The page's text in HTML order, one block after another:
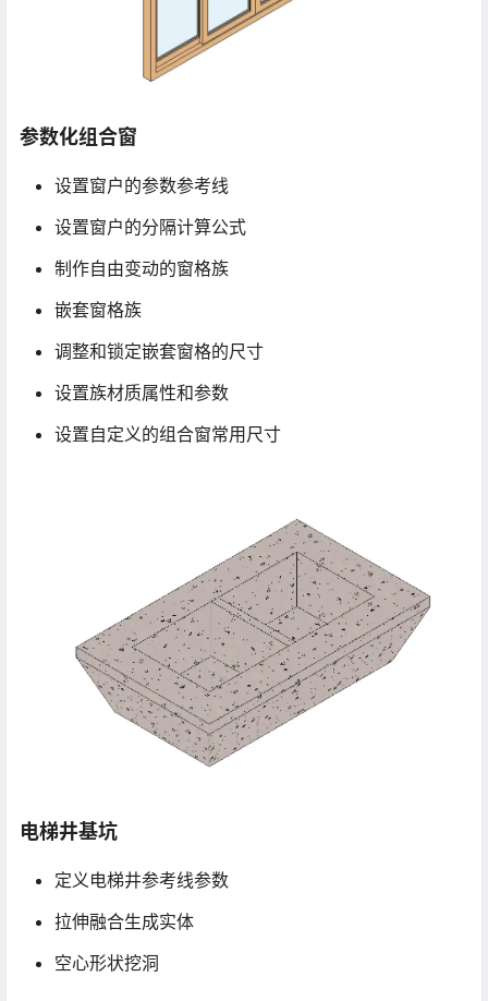
参数化组合窗
设置窗户的参数参考线
设置窗户的分隔计算公式
制作自由变动的窗格族
嵌套窗格族
调整和锁定嵌套窗格的尺寸
设置族材质属性和参数
设置自定义的组合窗常用尺寸
电梯井基坑
定义电梯井参考线参数
拉伸融合生成实体
空心形状挖洞